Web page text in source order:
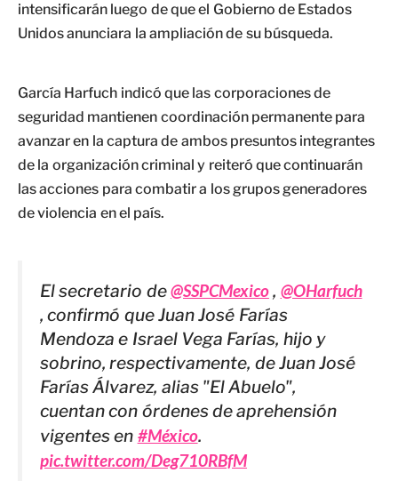
intensificarán luego de que el Gobierno de Estados
Unidos anunciara la ampliación de su búsqueda.
García Harfuch indicó que las corporaciones de
seguridad mantienen coordinación permanente para
avanzar en la captura de ambos presuntos integrantes
de la organización criminal y reiteró que continuarán
las acciones para combatir a los grupos generadores
de violencia en el país.
El secretario de@SSPCMexico, @OHarfuch
, confirmó que Juan José Farías
Mendoza e Israel Vega Farías, hijo y
sobrino, respectivamente, de Juan José
Farías Álvarez, alias "El Abuelo",
cuentan con órdenes de aprehensión
vigentes en #México.
pic.twitter.com/Deg710RBfM